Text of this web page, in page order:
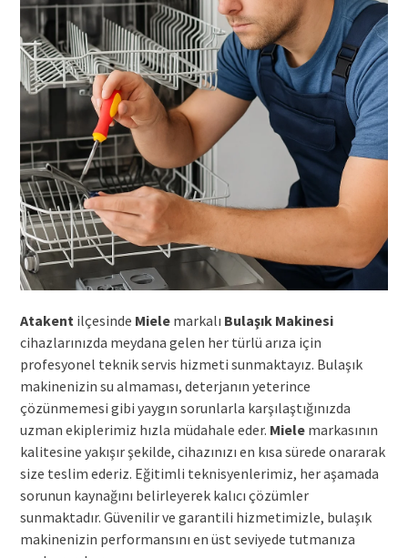
Atakentilçesinde Mielemarkalı Bulaşık Makinesi
cihazlarınızda meydana gelen her türlü arıza için
profesyonel teknik servis hizmeti sunmaktayız. Bulaşık
makinenizin su almaması, deterjanın yeterince
çözünmemesi gibi yaygın sorunlarla karşılaştığınızda
uzman ekiplerimiz hızla müdahale eder. Mielemarkasının
kalitesine yakışır şekilde, cihazınızı en kısa sürede onararak
size teslim ederiz. Eğitimli teknisyenlerimiz, her aşamada
sorunun kaynağını belirleyerek kalıcı çözümler
sunmaktadır. Güvenilir ve garantili hizmetimizle, bulaşık
makinenizin performansını en üst seviyede tutmanıza